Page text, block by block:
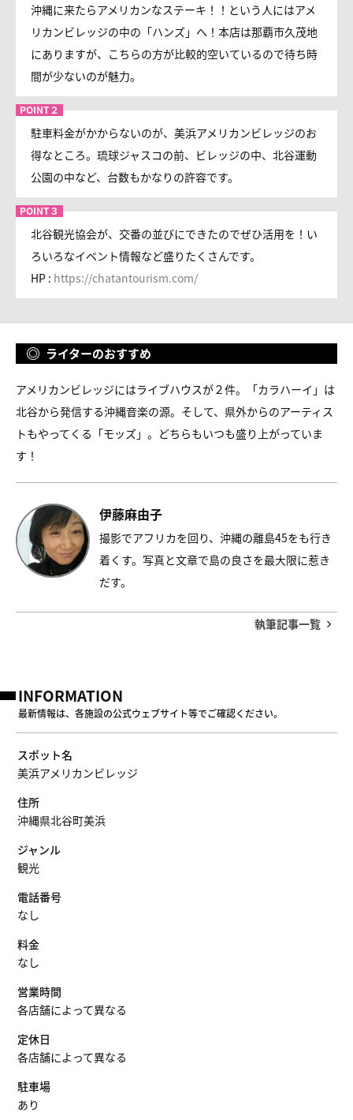
沖縄に来たらアメリカンなステーキ！！という人にはアメ
リカンビレッジの中の「ハンズ」へ！本店は那覇市久茂地
にありますが、こちらの方が比較的空いているので待ち時
間が少ないのが魅力。
駐車料金がかからないのが、美浜アメリカンビレッジのお
得なところ。琉球ジャスコの前、ビレッジの中、北谷運動
公園の中など、台数もかなりの許容です。
北谷観光協会が、交番の並びにできたのでぜひ活用を！い
ろいろなイベント情報など盛りたくさんです。
HP : https://chatantourism.com/
ライターのおすすめ
アメリカンビレッジにはライブハウスが２件。「カラハーイ」は
北谷から発信する沖縄音楽の源。そして、県外からのアーティス
トもやってくる「モッズ」。どちらもいつも盛り上がっていま
す！
伊藤麻由子
撮影でアフリカを回り、沖縄の離島45をも行き
着くす。写真と文章で島の良さを最大限に惹き
だす。
執筆記事一覧
INFORMATION
最新情報は、各施設の公式ウェブサイト等でご確認ください。
スポット名
美浜アメリカンビレッジ
住所
沖縄県北谷町美浜
ジャンル
観光
電話番号
なし
料金
なし
営業時間
各店舗によって異なる
定休日
各店舗によって異なる
駐車場
あり